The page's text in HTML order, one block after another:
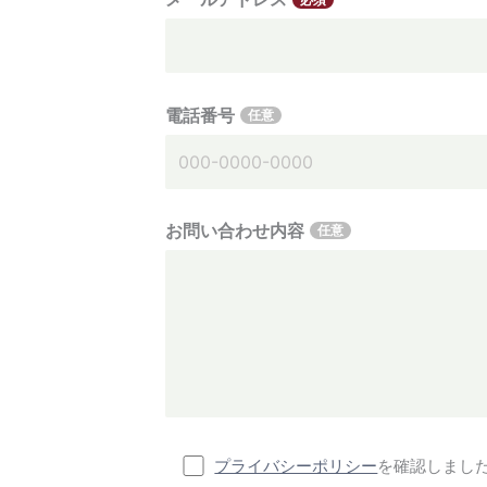
電話番号 任意
お問い合わせ内容 任意
プライバシーポリシーを確認しまし